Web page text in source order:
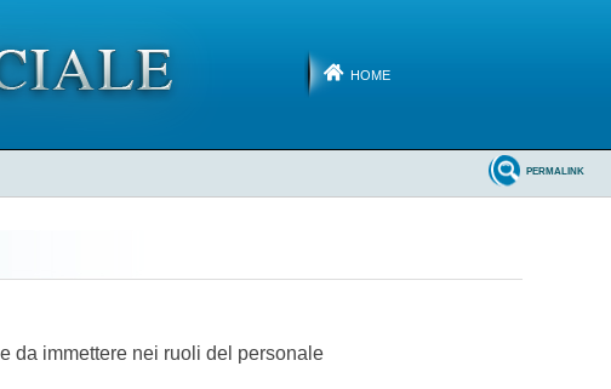
HOME
PERMALINK
da immettere nei ruoli del personale